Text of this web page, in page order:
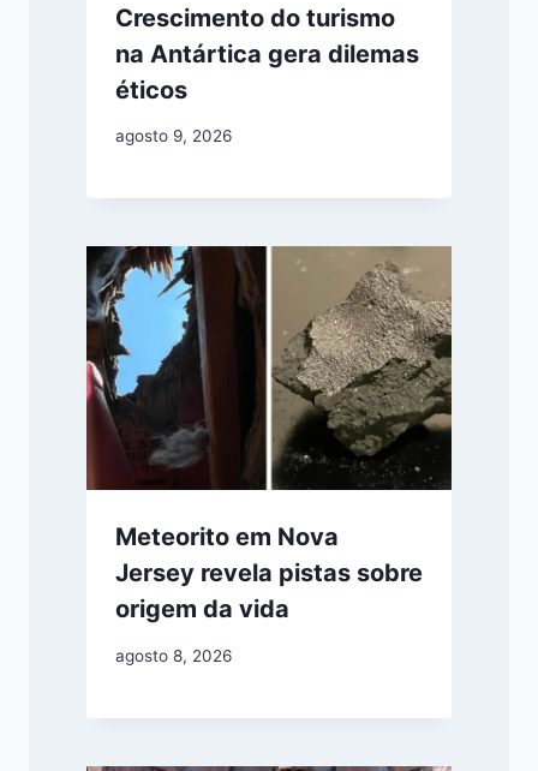
Crescimento do turismo
na Antártica gera dilemas
éticos
agosto 9, 2026
Meteorito em Nova
Jersey revela pistas sobre
origem da vida
agosto 8, 2026